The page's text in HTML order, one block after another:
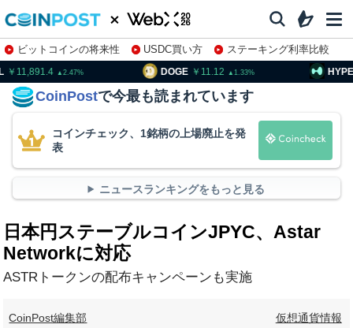
ビットコインの将来性 USDC買い方
ステーキング利率比較
株特集・関連銘柄
2.47 DOGE 11.12 1.33 HYPE
CoinPostで今最も読まれています
コインチェック、1銘柄の上場廃止を発
表
ニュースランキングをもっと見る
日本円ステーブルコインJPYC、Astar
Networkに対応
ASTRトークンの配布キャンペーンも実施
CoinPost編集部 仮想通貨情報